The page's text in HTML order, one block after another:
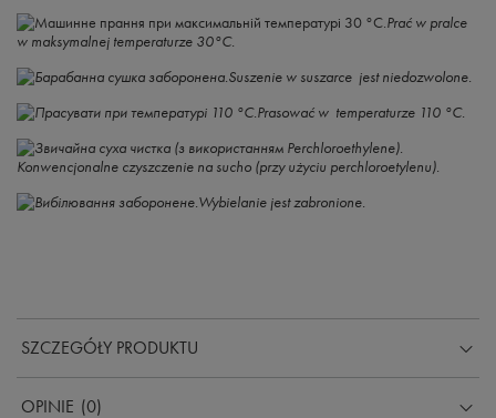
Prać w pralce
w maksymalnej temperaturze 30°C.
Suszenie w suszarce jest niedozwolone.
Prasować w temperaturze 110 °C.
Konwencjonalne czyszczenie na sucho (przy użyciu perchloroetylenu).
Wybielanie jest zabronione.
SZCZEGÓŁY PRODUKTU
OPINIE (0)